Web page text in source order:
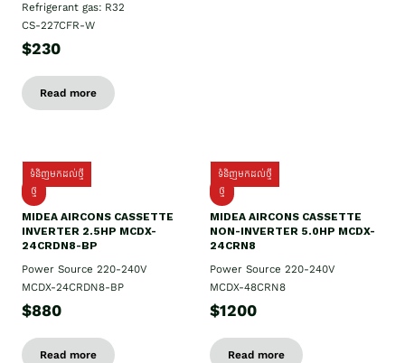
Refrigerant gas: R32
CS-227CFR-W
$230
Read more
ទំនិញមកដល់ថ្មី
ថ្មី
MIDEA AIRCONS CASSETTE
INVERTER 2.5HP MCDX-
24CRDN8-BP
Power Source 220-240V
MCDX-24CRDN8-BP
$880
Read more
ទំនិញមកដល់ថ្មី
ថ្មី
MIDEA AIRCONS CASSETTE
NON-INVERTER 5.0HP MCDX-
24CRN8
Power Source 220-240V
MCDX-48CRN8
$1200
Read more